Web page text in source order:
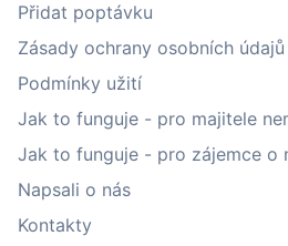
Přidat poptávku
Zásady ochrany osobních údajů
Podmínky užití
Jak to funguje - pro majitele
Jak to funguje - pro zájemce o
Napsali o nás
Kontakty